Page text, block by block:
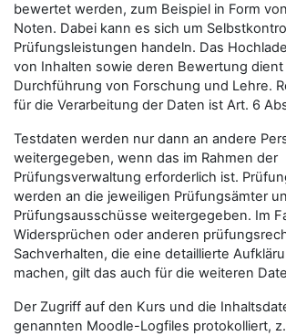
bewertet werden, zum Beispiel in Form
Noten. Dabei kann es sich um
Prüfungsleistungen handeln. Das
von Inhalten sowie deren Bewertung
Durchführung von Forschung und Lehre.
für die Verarbeitung der Daten ist Art. 6
Testdaten werden nur dann an andere
weitergegeben, wenn das im Rahmen der
Prüfungsverwaltung erforderlich ist.
werden an die jeweiligen Prüfungsämter
Prüfungsausschüsse weitergegeben. Im
Widersprüchen oder anderen
Sachverhalten, die eine detaillierte
machen, gilt das auch für die weiteren
Der Zugriff auf den Kurs und die
genannten Moodle-Logfiles protokolliert,